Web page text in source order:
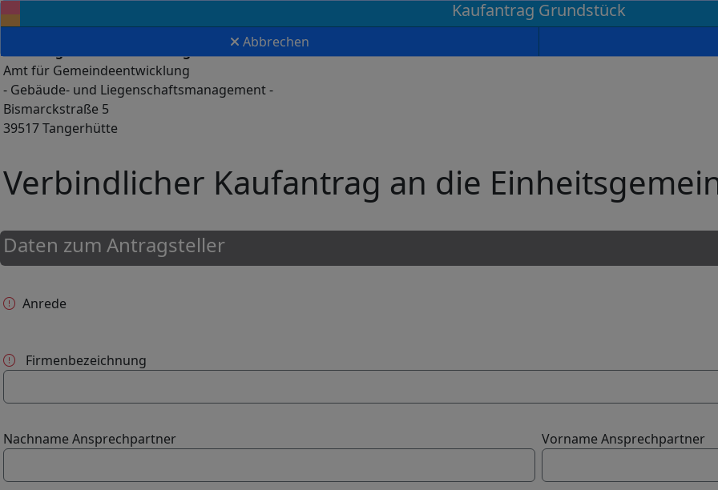
Kaufantrag Grundstück
Abbrechen
Einheitsgemeinde Stadt Tangerhütte
Amt für Gemeindeentwicklung
- Gebäude- und Liegenschaftsmanagement -
Bismarckstraße 5
39517 Tangerhütte
Verbindlicher Kaufantrag an die
Daten zum Antragsteller
Anrede
Firmenbezeichnung
Nachname Ansprechpartner Vorname Ansprechpartner